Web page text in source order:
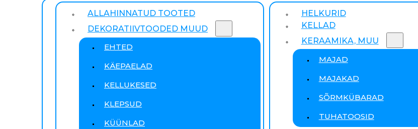
ALLAHINNATUD TOOTED
DEKORATIIVTOODED MUUD
EHTED
KÄEPAELAD
KELLUKESED
KLEPSUD
KÜÜNLAD
HELKURID
KELLAD
KERAAMIKA, MUU
MAJAD
MAJAKAD
SÕRMKÜBARAD
TUHATOOSID